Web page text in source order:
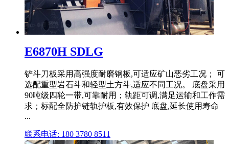
E6870H SDLG
铲斗刀板采用高强度耐磨钢板,可适应矿山恶劣工况； 可
选配重型岩石斗和轻型土方斗,适应不同工况。 底盘采用
90吨级四轮一带,可靠耐用；轨距可调,满足运输和工作需
求；标配全防护链轨护板,有效保护 底盘,延长使用寿命
...
联系电话: 180 3780 8511